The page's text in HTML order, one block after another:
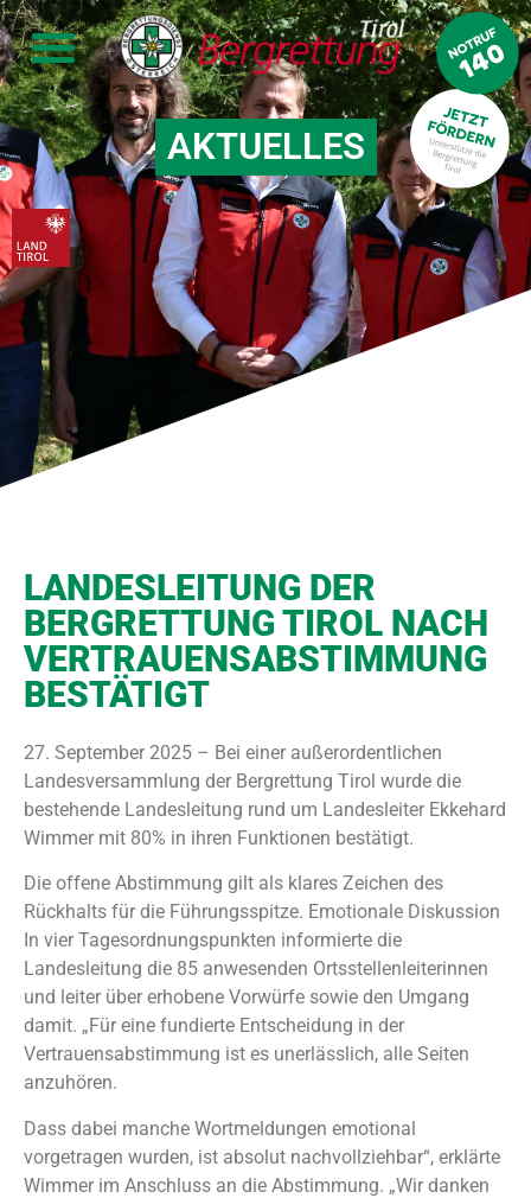
AKTUELLES
LANDESLEITUNG DER
BERGRETTUNG TIROL NACH
VERTRAUENSABSTIMMUNG
BESTÄTIGT
27. September 2025 – Bei einer außerordentlichen
Landesversammlung der Bergrettung Tirol wurde die
bestehende Landesleitung rund um Landesleiter Ekkehard
Wimmer mit 80% in ihren Funktionen bestätigt.
Die offene Abstimmung gilt als klares Zeichen des
Rückhalts für die Führungsspitze. Emotionale Diskussion
In vier Tagesordnungspunkten informierte die
Landesleitung die 85 anwesenden Ortsstellenleiterinnen
und leiter über erhobene Vorwürfe sowie den Umgang
damit. „Für eine fundierte Entscheidung in der
Vertrauensabstimmung ist es unerlässlich, alle Seiten
anzuhören.
Dass dabei manche Wortmeldungen emotional
vorgetragen wurden, ist absolut nachvollziehbar“, erklärte
Wimmer im Anschluss an die Abstimmung. „Wir danken